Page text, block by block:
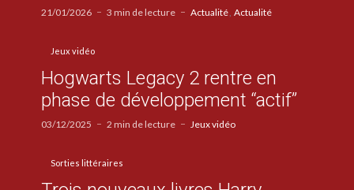
21/01/2026 3 min de lecture Actualité Actualité
Jeux vidéo
Hogwarts Legacy 2 rentre en
phase de développement “actif”
03/12/2025 2 min de lecture Jeux vidéo
Sorties littéraires